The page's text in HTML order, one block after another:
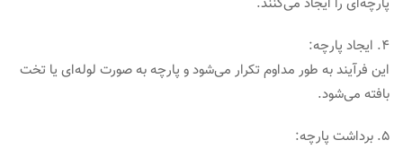
پارچه‌ای را ایجاد می‌کنند.
4. ایجاد پارچه:
این فرآیند به طور مداوم تکرار می‌شود و پارچه به صورت لوله‌ای یا تخت
بافته می‌شود.
5. برداشت پارچه: